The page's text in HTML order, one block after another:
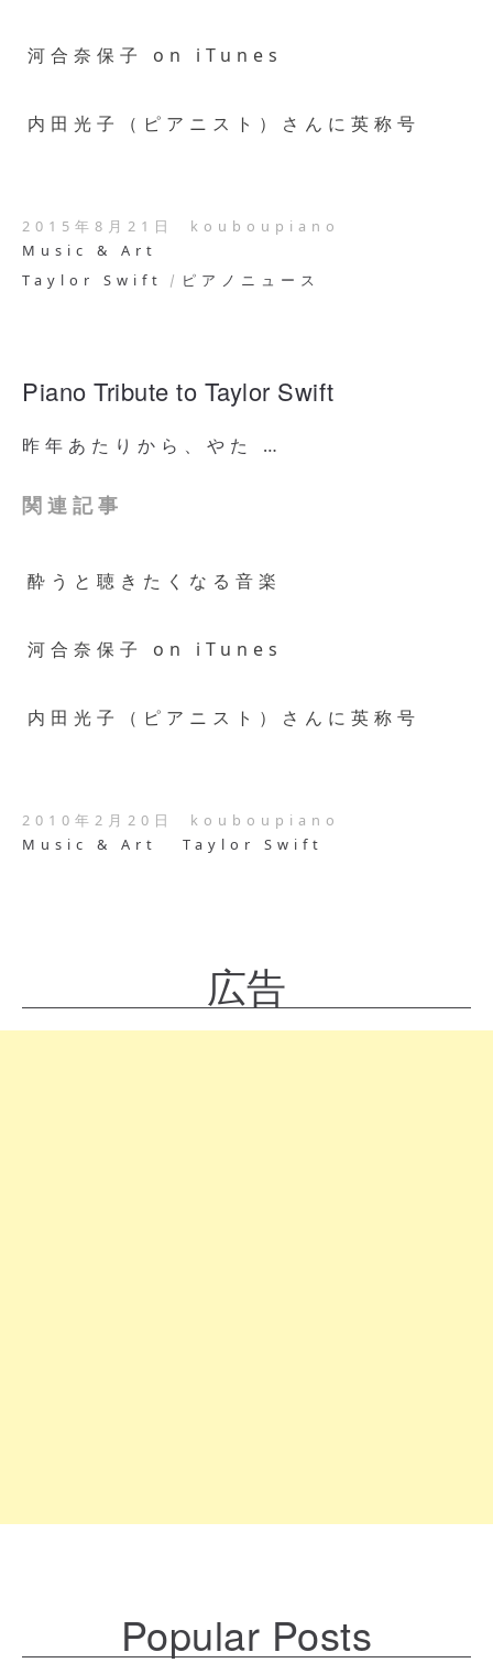
河合奈保子 on iTunes
内田光子（ピアニスト）さんに英称号
2015年8月21日
kouboupiano
Music & Art
Taylor Swift
ピアノニュース
Piano Tribute to Taylor Swift
昨年あたりから、やた …
関連記事
酔うと聴きたくなる音楽
河合奈保子 on iTunes
内田光子（ピアニスト）さんに英称号
2010年2月20日
kouboupiano
Music & Art
Taylor Swift
広告
Popular Posts